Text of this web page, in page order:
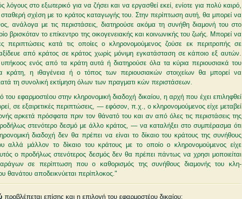
λόγους στο εξωτερικό για να ζήσει και να εργασθεί εκεί, ενίοτε για πολύ καιρό,
σταθερή σχέση με το κράτος καταγωγής του. Στην περίπτωση αυτή, θα μπορεί να
ανάλογα με τις περιστάσεις, διατηρούσε ακόμα τη συνήθη διαμονή του στο
βρισκόταν το επίκεντρο της οικογενειακής και κοινω­νικής του ζωής. Μπορεί να
περιπτώσεις κατά τις οποίες ο κληρονομούμενος ζούσε εκ περιτροπής σε
από κράτος σε κράτος χωρίς μόνιμη εγκατάσταση σε κάποιο εξ αυτών.
ενός από τα κράτη αυτά ή διατηρούσε όλα τα κύρια περιουσιακά του
κράτη, η ιθαγένεια ή ο τόπος των περιουσιακών στοιχείων θα μπορεί να
τη συνολική εκτίμηση όλων των πραγματι­ κών περιστάσεων.
εφαρμοστέου στην κληρο­νομική διαδοχή δικαίου, η αρχή που έχει επιληφθεί
σε εξαιρετικές περιπτώσεις, — εφόσον, π.χ., ο κληρονομούμενος είχε μεταβεί
αρκετά πρόσφατα πριν τον θάνατό του και αν από όλες τις περιστάσεις της
στενότερο δεσμό με άλλο κράτος, — να καταλήξει στο συμπέρασμα ότι
διαδοχή δεν θα πρέπει να είναι το δίκαιο του κράτους της συνήθους
αλλά μάλλον το δίκαιο του κράτους με το οποίο ο κληρο­νομούμενος είχε
ο προδήλως στενότερος δεσμός δεν θα πρέπει πάντως να χρησι­ μοποιείται
σε περ­ίπτωση που ο καθορισμός της συνήθους διαμονής του κλη­
θανάτου αποδεικνύεται περίπλοκος."
προβλέπεται επίσης και η επιλογή του εφαρμοστέου δικαίου: